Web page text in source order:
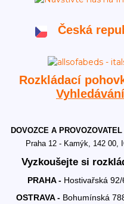
Česká
Rozkládací
DOVOZCE A
Praha 12 - Kamýk, 142 00,
Vyzkoušejte si
PRAHA - Hostivařská
OSTRAVA - Bohumínská